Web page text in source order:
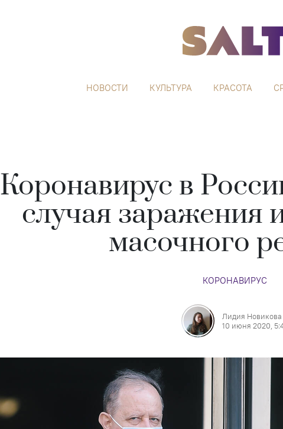
НОВОСТИ КУЛЬТУРА КРАСОТА
Коронавирус в
случая заражения
масочного
КОРОНАВИРУС
Лидия Новикова
10 июня 2020,